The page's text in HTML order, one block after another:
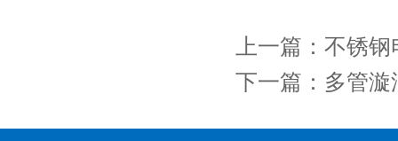
上一篇： 不锈钢
下一篇： 多管漩